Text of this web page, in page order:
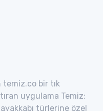
temiz.co bir tık
uygulama Temiz;
türlerine özel